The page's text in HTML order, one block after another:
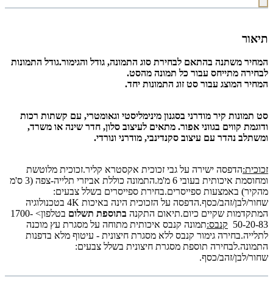
תיאור
המחיר משתנה בהתאם לבחירת סוג התמונה, גודל והגימור.גודל התמונות
לבחירה מתייחס עבור כל תמונה מהסט.
המחיר המוצג עבור סט זוג התמונות יחד.
סט תמונות קיר מודרני בסגנון מינימליסטי וגאומטרי, עם קשתות רכות
ודוגמת קווים בגווני אפור. מתאים לעיצוב סלון, חדר שינה או משרד,
ומשתלב נהדר עם עיצוב סקנדינבי, מודרני ונורדי.
זכוכית:הדפסה ישירה על גבי זכוכית אקסטרא קליר.זכוכית מלוטשת
ומחוסמת איכותית בעובי 6 מ'מ.התמונה כוללת אביזרי תלייה-צפה (3 ס'מ
מהקיר) באמצעות ספייסרים.בחירת ספייסרים בשלל צבעים:
שחור/לבן/זהב/כסף.הדפסה על הזכוכית הינה באיכות 4K בטכנולוגיה
המתקדמות שקיים כיום.תיאום התקנה בתוספת תשלום
בטלפון> 1700-
50-20-83 קנבס:תמונה קנבס איכותית מתוחה על מסגרת עץ מוכנה
לתלייה.בחירה גימור קנבס ללא מסגרת חיצונית - עיטוף מלא בדפנות
התמונה.לבחירה תוספת מסגרת חיצונית בשלל צבעים:
שחור/לבן/זהב/כסף.